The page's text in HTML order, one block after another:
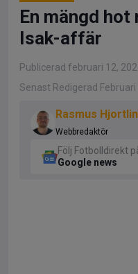
En mängd hot
Isak-affär
Publicerad februari 12,
Senast Redigerad Februari
Rasmus
Webbredaktör
Följ Fotbolldirekt
Google news